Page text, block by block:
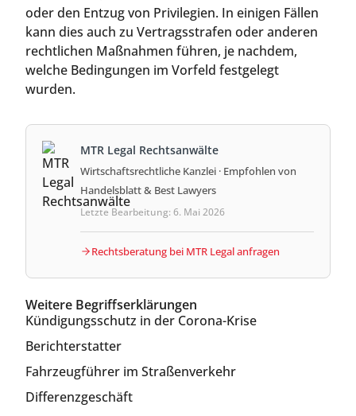
oder den Entzug von Privilegien. In einigen Fällen
kann dies auch zu Vertragsstrafen oder anderen
rechtlichen Maßnahmen führen, je nachdem,
welche Bedingungen im Vorfeld festgelegt
wurden.
MTR Legal Rechtsanwälte
Wirtschaftsrechtliche Kanzlei · Empfohlen von
Handelsblatt & Best Lawyers
Letzte Bearbeitung: 6. Mai 2026
Rechtsberatung bei MTR Legal anfragen
Weitere Begriffserklärungen
Kündigungsschutz in der Corona-Krise
Berichterstatter
Fahrzeugführer im Straßenverkehr
Differenzgeschäft